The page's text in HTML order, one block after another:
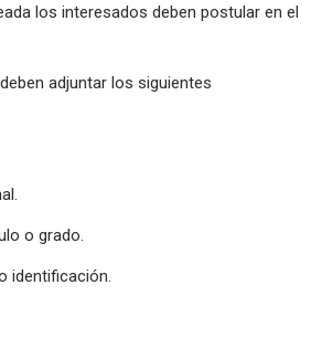
los interesados deben postular en el
adjuntar los siguientes
o grado.
identificación.